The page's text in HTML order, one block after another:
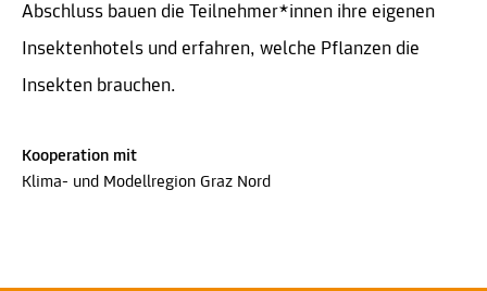
Abschluss bauen die Teilnehmer*innen ihre eigenen
Insektenhotels und erfahren, welche Pflanzen die
Insekten brauchen.
Kooperation mit
Klima- und Modellregion Graz Nord